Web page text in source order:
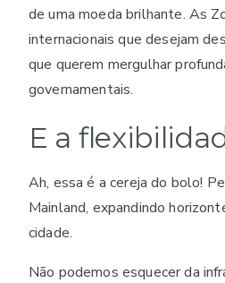
de uma moeda brilhante. As
internacionais que desejam
que querem mergulhar
governamentais.
E a
Ah, essa é a cereja do bolo!
Mainland, expandindo
cidade.
Não podemos esquecer da